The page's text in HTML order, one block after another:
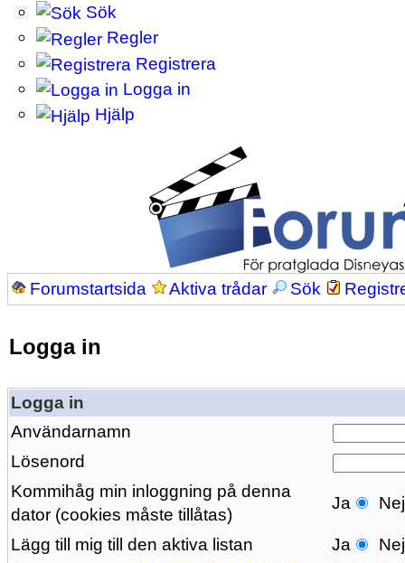
Sök
Regler
Registrera
Logga in
Hjälp
Forumstartsida Aktiva trådar Sök
Logga in
Logga in
Användarnamn
Lösenord
Kommihåg min inloggning på denna
dator (cookies måste tillåtas)
Ja Nej
Lägg till mig till den aktiva listan Ja
Nej